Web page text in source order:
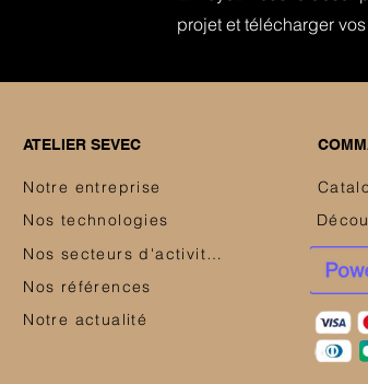
projet et télécharger
ATELIER SEVEC
Notre entreprise
Nos technologies
Nos secteurs d'activités
Nos références
Notre actualité